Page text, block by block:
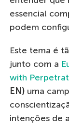
essencial
podem
Este tema é
junto com a
with
EN) uma
intenções de